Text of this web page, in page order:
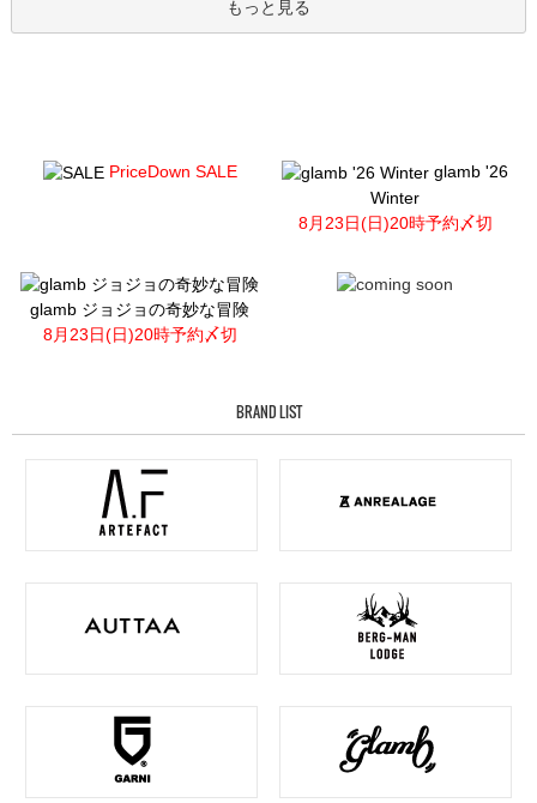
もっと見る
PriceDown SALE
glamb '26
Winter
8月23日(日)20時予約〆切
glamb ジョジョの奇妙な冒険
8月23日(日)20時予約〆切
BRAND LIST